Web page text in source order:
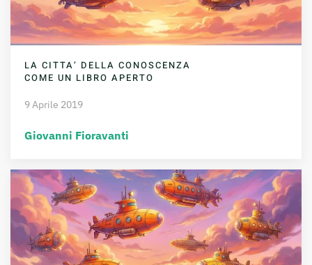
LA CITTA’ DELLA CONOSCENZA
COME UN LIBRO APERTO
9 Aprile 2019
Giovanni Fioravanti